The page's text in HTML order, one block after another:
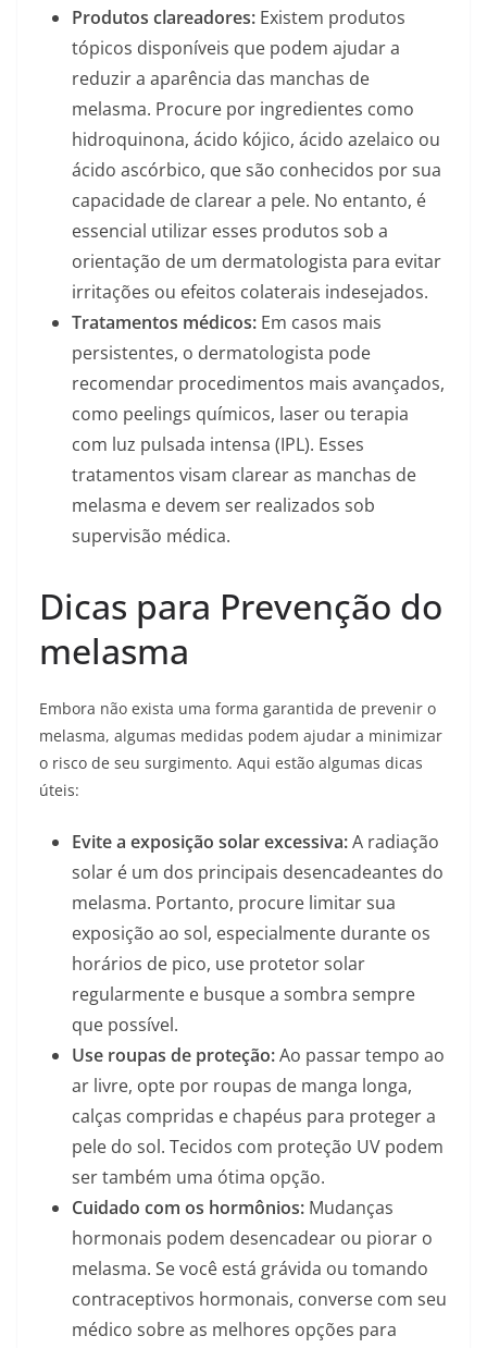
Produtos clareadores: Existem produtos
tópicos disponíveis que podem ajudar a
reduzir a aparência das manchas de
melasma. Procure por ingredientes como
hidroquinona, ácido kójico, ácido azelaico ou
ácido ascórbico, que são conhecidos por sua
capacidade de clarear a pele. No entanto, é
essencial utilizar esses produtos sob a
orientação de um dermatologista para evitar
irritações ou efeitos colaterais indesejados.
Tratamentos médicos: Em casos mais
persistentes, o dermatologista pode
recomendar procedimentos mais avançados,
como peelings químicos, laser ou terapia
com luz pulsada intensa (IPL). Esses
tratamentos visam clarear as manchas de
melasma e devem ser realizados sob
supervisão médica.
Dicas para Prevenção do
melasma
Embora não exista uma forma garantida de prevenir o
melasma, algumas medidas podem ajudar a minimizar
o risco de seu surgimento. Aqui estão algumas dicas
úteis:
Evite a exposição solar excessiva:A radiação
solar é um dos principais desencadeantes do
melasma. Portanto, procure limitar sua
exposição ao sol, especialmente durante os
horários de pico, use protetor solar
regularmente e busque a sombra sempre
que possível.
Use roupas de proteção:Ao passar tempo ao
ar livre, opte por roupas de manga longa,
calças compridas e chapéus para proteger a
pele do sol. Tecidos com proteção UV podem
ser também uma ótima opção.
Cuidado com os hormônios: Mudanças
hormonais podem desencadear ou piorar o
melasma. Se você está grávida ou tomando
contraceptivos hormonais, converse com seu
médico sobre as melhores opções para